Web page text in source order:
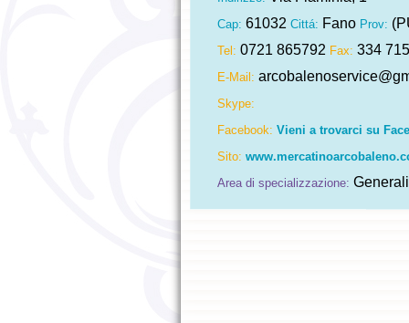
Cap: 61032 Cittá: Fano Prov:
Tel: 0721 865792 Fax: 334
E-Mail:
Skype:
Facebook: Vieni a trovarci su
Sito:
Area di specializzazione: